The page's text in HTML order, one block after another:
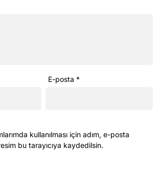
E-posta *
kullanılması için adım, e-posta
bu tarayıcıya kaydedilsin.